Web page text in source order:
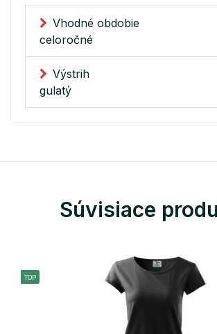
Vhodné obdobie
celoročné
Výstrih
gulatý
Súvisiace
TOP